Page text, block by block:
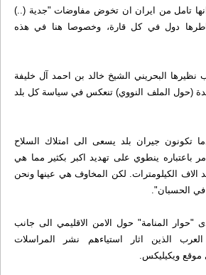
انها تامل من ايران ان تخوض مفاوضات "جدية (..)
دول في كل قارة، وخصوصا هنا في هذه
نظيرها البحريني الشيخ خالد بن احمد آل خليفة
(حول الملف النووي) تنعكس في سياسة كل بلد
تكونون جيران بلد يسعى الى امتلاك السلاح
باعتباره ينطوي على تهديد اكبر بكثير مما هي
الاف الكيلومترات. لكن المخاوف هي عينها ونحن
في الحسبان".
"حوار المنامة" حول الامن الاقليمي الى جانب
الذين اثار استياءهم نشر المراسلات
موقع ويكيليكس.